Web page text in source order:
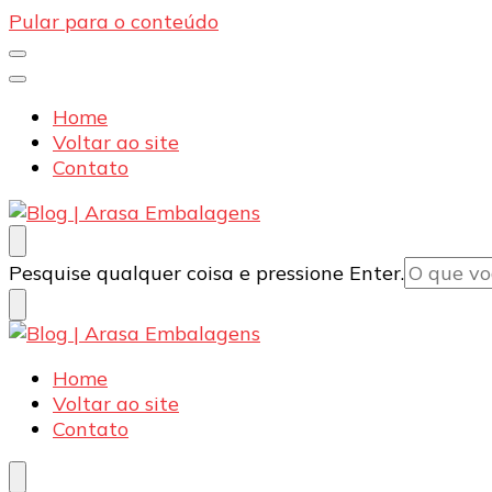
Pular para o conteúdo
Home
Voltar ao site
Contato
Blog | Arasa Embalagens
Confira conteúdos sobre embalagens para pizzas,
Procurando
algo?
Pesquise qualquer coisa e pressione Enter.
Blog | Arasa Embalagens
Confira conteúdos sobre embalagens para pizzas,
Home
Voltar ao site
Contato